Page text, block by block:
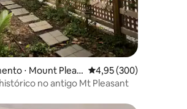
⋅ Mount Pleas
4,95 de uma avaliação
4,95 (300)
no antigo Mt Pleasant